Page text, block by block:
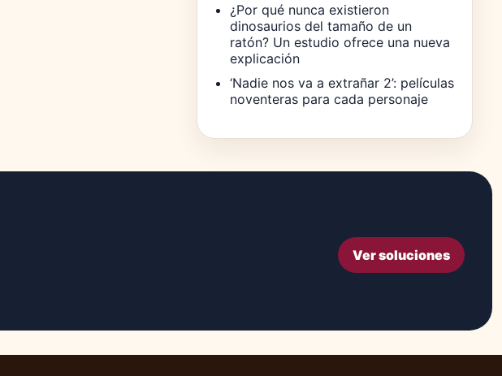
¿Por qué nunca existieron
dinosaurios del tamaño de un
ratón? Un estudio ofrece una nueva
explicación
‘Nadie nos va a extrañar 2’: películas
noventeras para cada personaje
Ver soluciones